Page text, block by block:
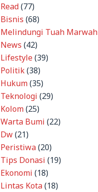
Read(77)
Bisnis (68)
Melindungi Tuah Marwah
News (42)
Lifestyle(39)
Politik(38)
Hukum(35)
Teknologi (29)
Kolom(25)
Warta Bumi (22)
Dw(21)
Peristiwa(20)
Tips Donasi (19)
Ekonomi (18)
Lintas Kota(18)